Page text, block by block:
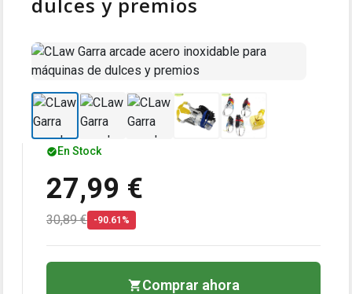
En Stock
27,99 €
30,89 € -90.61%
Comprar ahora